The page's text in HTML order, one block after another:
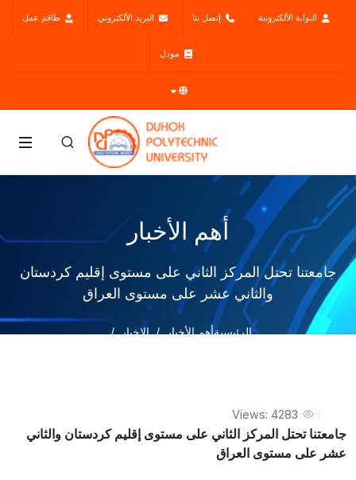
البوابة الألكترونية إتصل بنا البريد الألكتروني طاقم عمل
مودل
أهم الأخبار
جامعتنا تحتل المركز الثاني على مستوى إقليم كردستان
والثاني عشر على مستوى العراق
الرئيسيةأهم الأخبار
الاخبار
Views: 4283
جامعتنا تحتل المركز الثاني على مستوى إقليم كردستان والثاني
عشر على مستوى العراق